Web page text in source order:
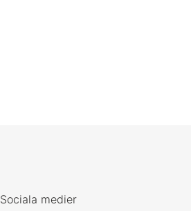
Sociala medier